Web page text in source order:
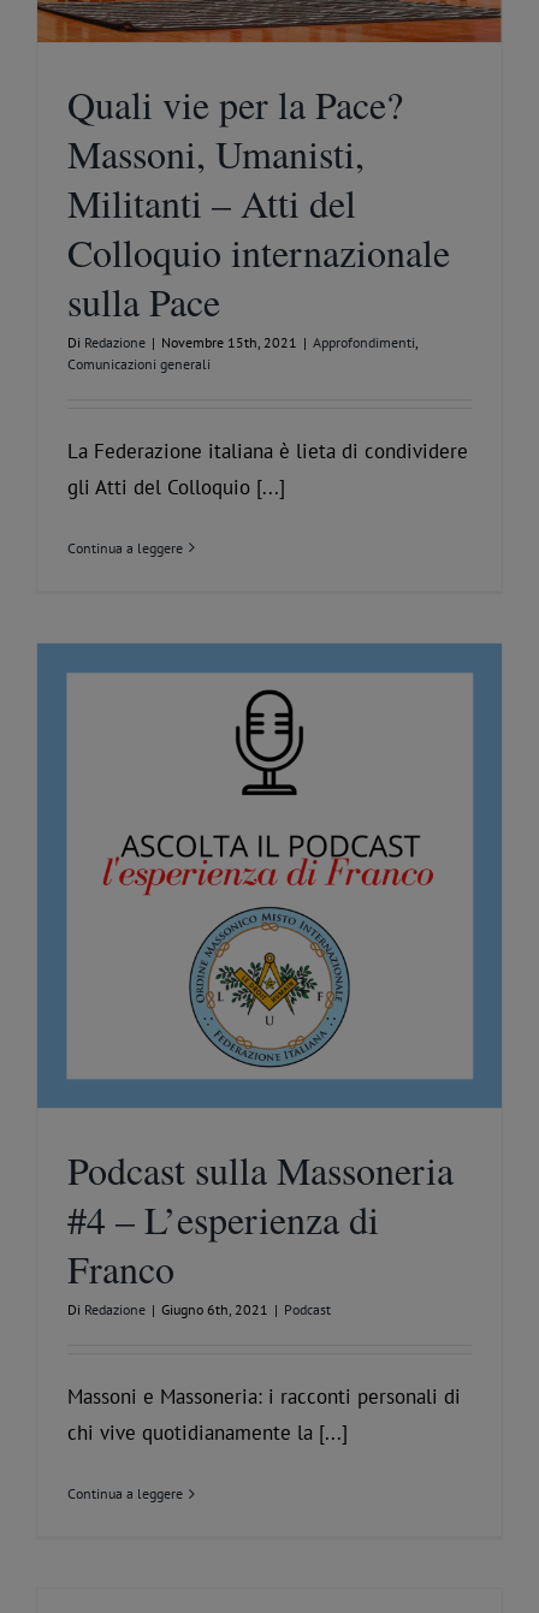
Quali vie per la Pace?
Massoni, Umanisti,
Militanti – Atti del
Colloquio internazionale
sulla Pace
Di Redazione | Novembre 15th, 2021 | Approfondimenti
Comunicazioni generali
La Federazione italiana è lieta di condividere
gli Atti del Colloquio [...]
Continua a leggere
Podcast sulla Massoneria
#4 – L’esperienza di
Franco
Di Redazione | Giugno 6th, 2021 | Podcast
Massoni e Massoneria: i racconti personali di
chi vive quotidianamente la [...]
Continua a leggere